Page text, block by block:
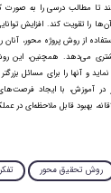
تا مطالب درسی را به صورت
را تقویت کند. افزایش
از روش پروژه محور، آنان
می‌دهد. همچنین، این
نماید و آنها را برای مسائل
در آموزش، با ایجاد
بهبود قابل ملاحظه‌ای در
روش تحقیق محور